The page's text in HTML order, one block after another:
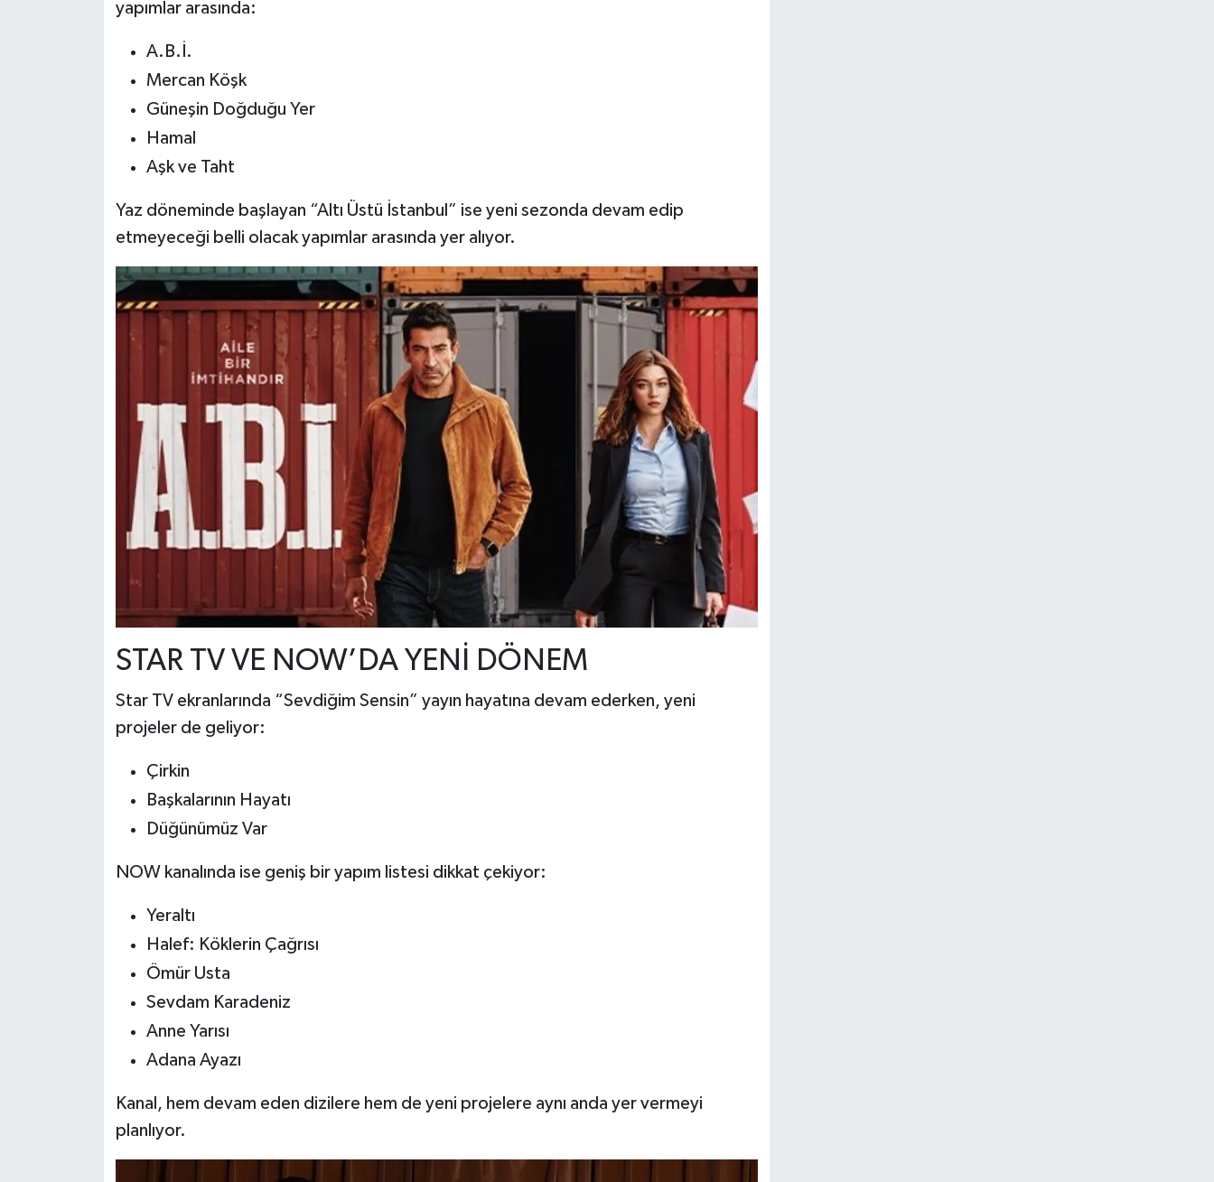
yapımlar arasında:
A.B.İ.
Mercan Köşk
Güneşin Doğduğu Yer
Hamal
Aşk ve Taht
Yaz döneminde başlayan “Altı Üstü İstanbul” ise yeni sezonda devam edip
etmeyeceği belli olacak yapımlar arasında yer alıyor.
STAR TV VE NOW’DA YENİ DÖNEM
Star TV ekranlarında “Sevdiğim Sensin” yayın hayatına devam ederken, yeni
projeler de geliyor:
Çirkin
Başkalarının Hayatı
Düğünümüz Var
NOW kanalında ise geniş bir yapım listesi dikkat çekiyor:
Yeraltı
Halef: Köklerin Çağrısı
Ömür Usta
Sevdam Karadeniz
Anne Yarısı
Adana Ayazı
Kanal, hem devam eden dizilere hem de yeni projelere aynı anda yer vermeyi
planlıyor.